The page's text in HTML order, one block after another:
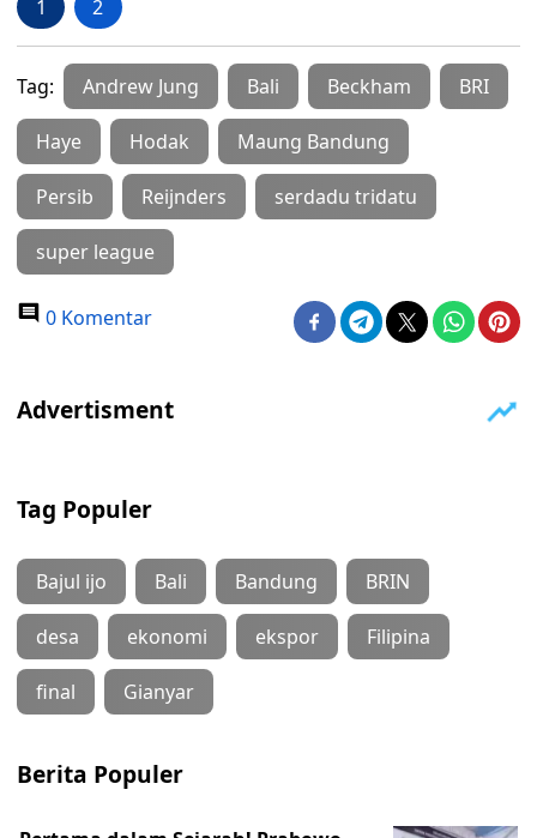
1 2
Tag: Andrew Jung Bali Beckham BRI
Haye Hodak Maung Bandung
Persib Reijnders serdadu tridatu
super league
0 Komentar
Tag Populer
Bajul ijo Bali Bandung BRIN
desa ekonomi ekspor Filipina
final Gianyar
Berita Populer